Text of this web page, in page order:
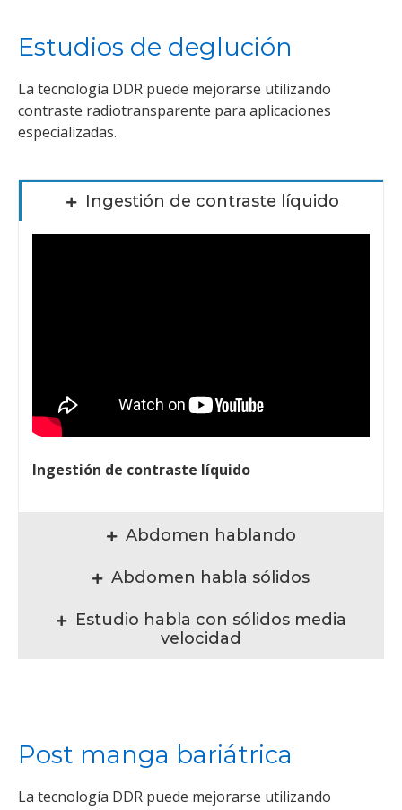
Estudios de deglución
La tecnología DDR puede mejorarse utilizando
contraste radiotransparente para aplicaciones
especializadas.
Ingestión de contraste líquido
Ingestión de contraste líquido
Abdomen hablando
Abdomen habla sólidos
Estudio habla con sólidos media
velocidad
Post manga bariátrica
La tecnología DDR puede mejorarse utilizando